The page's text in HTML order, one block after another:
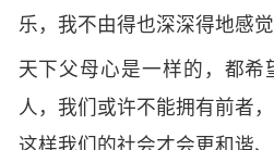
乐，我不由得也深深得地感
天下父母心是一样的，都希
人，我们或许不能拥有前者
这样我们的社会才会更和谐、